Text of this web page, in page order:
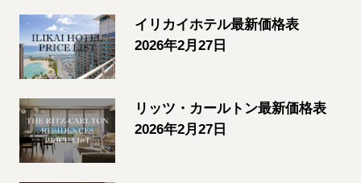
イリカイホテル最新価格表
2026年2月27日
リッツ・カールトン最新価格表
2026年2月27日